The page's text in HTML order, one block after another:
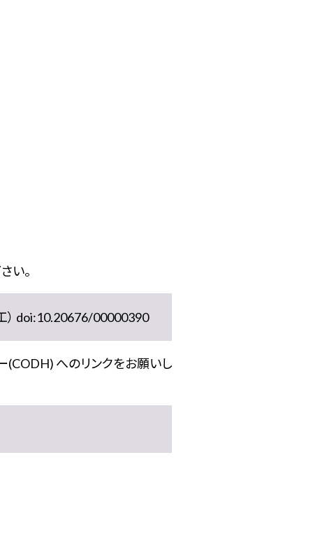
い。
） doi:10.20676/00000390
(CODH) へのリンクをお願いし